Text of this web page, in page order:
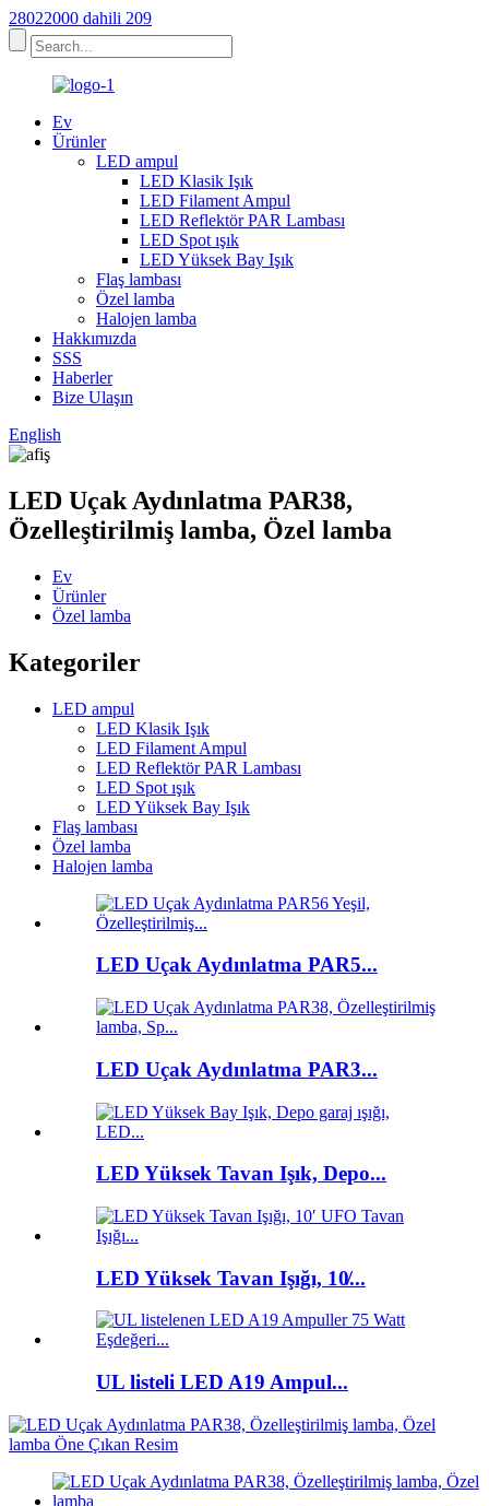
28022000 dahili 209
Ev
Ürünler
LED ampul
LED Klasik Işık
LED Filament Ampul
LED Reflektör PAR Lambası
LED Spot ışık
LED Yüksek Bay Işık
Flaş lambası
Özel lamba
Halojen lamba
Hakkımızda
SSS
Haberler
Bize Ulaşın
English
LED Uçak Aydınlatma PAR38,
Özelleştirilmiş lamba, Özel lamba
Ev
Ürünler
Özel lamba
Kategoriler
LED ampul
LED Klasik Işık
LED Filament Ampul
LED Reflektör PAR Lambası
LED Spot ışık
LED Yüksek Bay Işık
Flaş lambası
Özel lamba
Halojen lamba
LED Uçak Aydınlatma PAR5...
LED Uçak Aydınlatma PAR3...
LED Yüksek Tavan Işık, Depo...
LED Yüksek Tavan Işığı, 10̸...
UL listeli LED A19 Ampul...